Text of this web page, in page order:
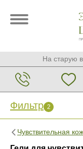
На старую
Фильтр 2
Чувствительная
Фильтр 2